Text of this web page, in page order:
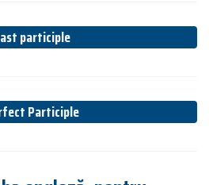
participle
Participle